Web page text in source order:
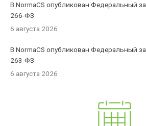
В NormaCS опубликован Федеральный
266-ФЗ
6 августа 2026
В NormaCS опубликован Федеральный
263-ФЗ
6 августа 2026